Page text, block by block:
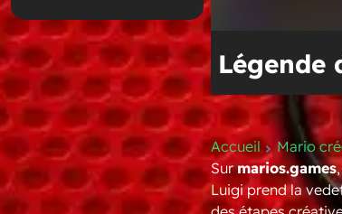
Légende
Accueil Mario
Surmarios.games
Luigi prend la